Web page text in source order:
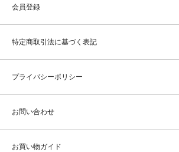
会員登録
特定商取引法に基づく表記
プライバシーポリシー
お問い合わせ
お買い物ガイド